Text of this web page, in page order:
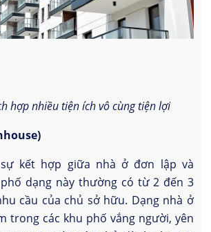
hợp nhiều tiện ích vô cùng tiện lợi
kết hợp giữa nhà ở đơn lập và
dạng này thường có từ 2 đến 3
cầu của chủ sở hữu. Dạng nhà ở
trong các khu phố vắng người, yên